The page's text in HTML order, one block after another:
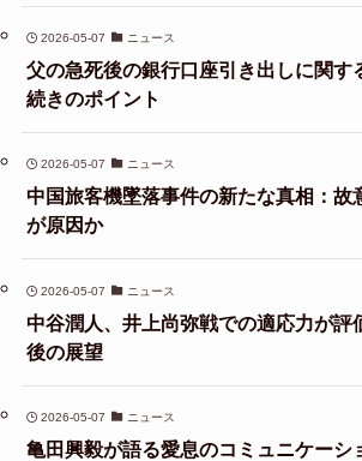
2026-05-07 ニュース
父の急死後の銀行口座引き出しに関す
続きのポイント
2026-05-07 ニュース
中国旅客機墜落事件の新たな真相：故
が原因か
2026-05-07 ニュース
中谷潤人、井上尚弥戦での適応力が評
後の展望
2026-05-07 ニュース
亀田興毅が語る愛息のコミュニケーシ